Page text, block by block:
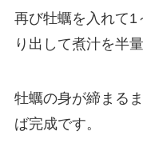
再び牡蠣を入れて1
り出して煮汁を半
牡蠣の身が締まる
ば完成です。